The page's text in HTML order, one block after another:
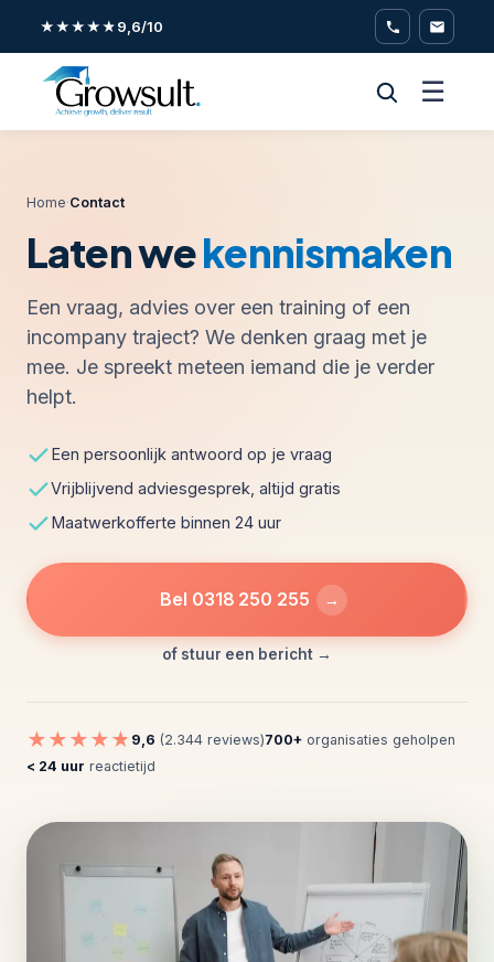
★★★★★9,6/10
☰
Home·Contact
Laten wekennismaken
Een vraag, advies over een training of een
incompany traject? We denken graag met je
mee. Je spreekt meteen iemand die je verder
helpt.
Een persoonlijk antwoord op je vraag
Vrijblijvend adviesgesprek, altijd gratis
Maatwerkofferte binnen 24 uur
Bel 0318 250 255 →
of stuur een bericht →
★★★★★ 9,6 (2.344 reviews)700+ organisaties geholpen
< 24 uur reactietijd